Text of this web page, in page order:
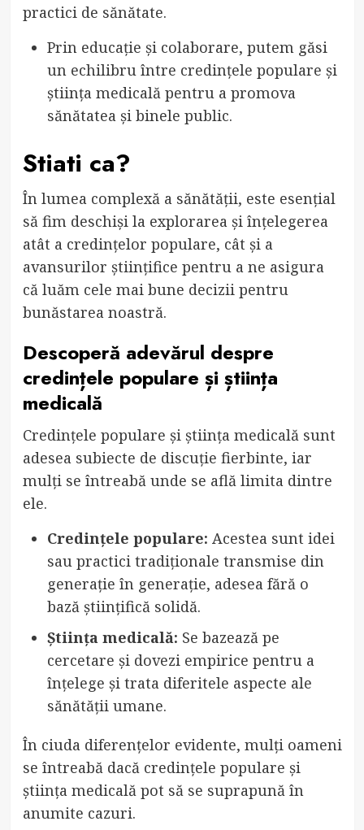
practici de sănătate.
Prin educație și colaborare, putem găsi
un echilibru între credințele populare și
știința medicală pentru a promova
sănătatea și binele public.
Stiati ca?
În lumea complexă a sănătății, este esențial
să fim deschiși la explorarea și înțelegerea
atât a credințelor populare, cât și a
avansurilor științifice pentru a ne asigura
că luăm cele mai bune decizii pentru
bunăstarea noastră.
Descoperă adevărul despre
credințele populare și știința
medicală
Credințele populare și știința medicală sunt
adesea subiecte de discuție fierbinte, iar
mulți se întreabă unde se află limita dintre
ele.
Credințele populare: Acestea sunt idei
sau practici tradiționale transmise din
generație în generație, adesea fără o
bază științifică solidă.
Știința medicală: Se bazează pe
cercetare și dovezi empirice pentru a
înțelege și trata diferitele aspecte ale
sănătății umane.
În ciuda diferențelor evidente, mulți oameni
se întreabă dacă credințele populare și
știința medicală pot să se suprapună în
anumite cazuri.